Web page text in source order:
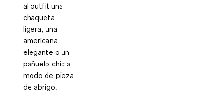
al outfit una
chaqueta
ligera, una
americana
elegante o un
pañuelo chic a
modo de pieza
de abrigo.